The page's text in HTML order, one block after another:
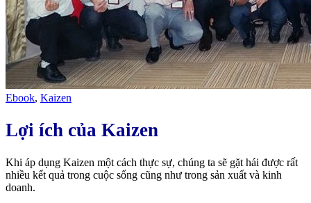
Ebook, Kaizen
Lợi ích của Kaizen
Khi áp dụng Kaizen một cách thực sự, chúng ta sẽ gặt hái được rất
nhiều kết quả trong cuộc sống cũng như trong sản xuất và kinh
doanh.